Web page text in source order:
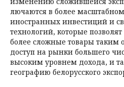
лючаются в более
иностранных инвестиций и
технологий, которые
более сложные товары таким
доступ на рынки большего
высоким уровнем дохода, и
географию белорусского